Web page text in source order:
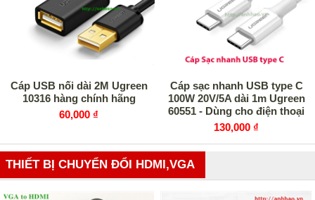
Cáp USB nối dài 2M Ugreen
10316 hàng chính hãng
60,000 ₫
Cáp sạc nhanh USB type C
100W 20V/5A dài 1m Ugreen
60551 - Dùng cho điện thoại
samsung, iphone, ipad,
android
130,000 ₫
THIẾT BỊ CHUYỂN ĐỔI HDMI,VGA